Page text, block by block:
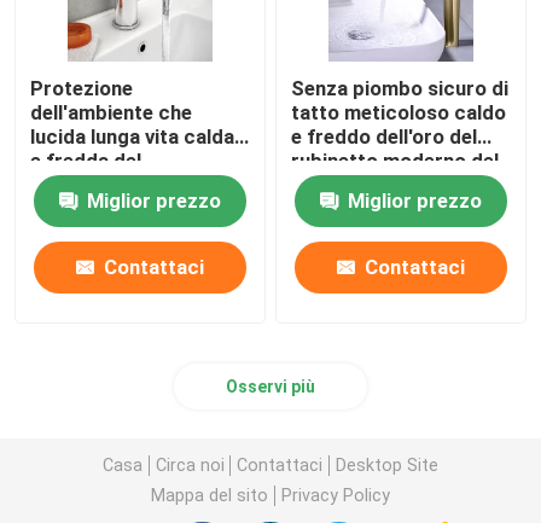
Protezione
dell'ambiente che
lucida lunga vita calda
e fredda del
miscelatore del bacino
Miglior prezzo
Contattaci
Senza piombo sicuro di
tatto meticoloso caldo
e freddo dell'oro del
rubinetto moderno del
lavabo
Miglior prezzo
Contattaci
Osservi più
Casa Circa noi Contattaci
Desktop Site
Mappa del sito
Privacy Policy